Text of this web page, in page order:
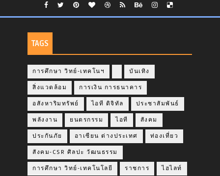
TAGS
การศึกษา วิทย์-เทคโนฯ บันเทิง
สิ่งแวดล้อม การเงิน การธนาคาร
อสังหาริมทรัพย์ ไอที ดิจิทัล ประชาสัมพันธ์
พลังงาน ยนตรกรรม ไอที สังคม
ประกันภัย อาเซียน ต่างประเทศ ท่องเที่ยว
สังคม-CSR ศิลปะ วัฒนธรรม
การศึกษา วิทย์-เทคโนโลยี ราชการ ไฮไลท์